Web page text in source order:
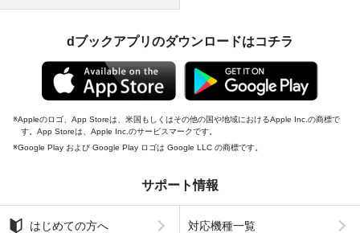
dブックアプリのダウンロードはコチラ
Appleのロゴ、App Storeは、米国もしくはその他の国や地域におけるApple Inc.の商標で
す。App Storeは、Apple Inc.のサービスマークです。
Google Play および Google Play ロゴは Google LLC の商標です。
サポート情報
はじめての方へ 対応機種一覧